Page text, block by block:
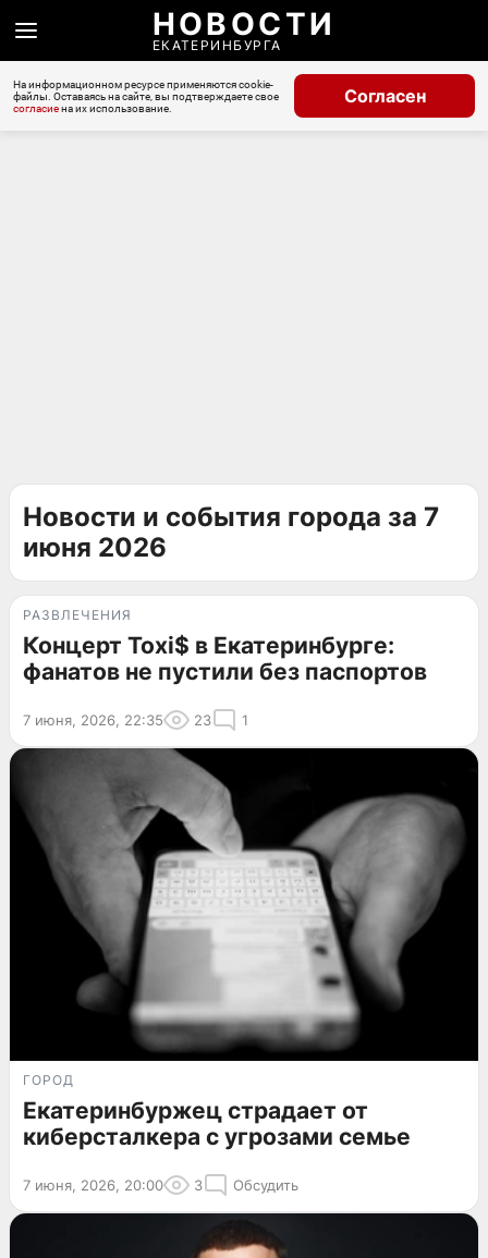
НОВОСТИ
ЕКАТЕРИНБУРГА
На информационном ресурсе применяются cookie-
файлы. Оставаясь на сайте, вы подтверждаете свое
согласиена их использование.
Согласен
Новости и события города за 7
июня 2026
РАЗВЛЕЧЕНИЯ
Концерт Toxi$ в Екатеринбурге:
фанатов не пустили без паспортов
7 июня, 2026, 22:35 23 1
ГОРОД
Екатеринбуржец страдает от
киберсталкера с угрозами семье
7 июня, 2026, 20:00 3 Обсудить